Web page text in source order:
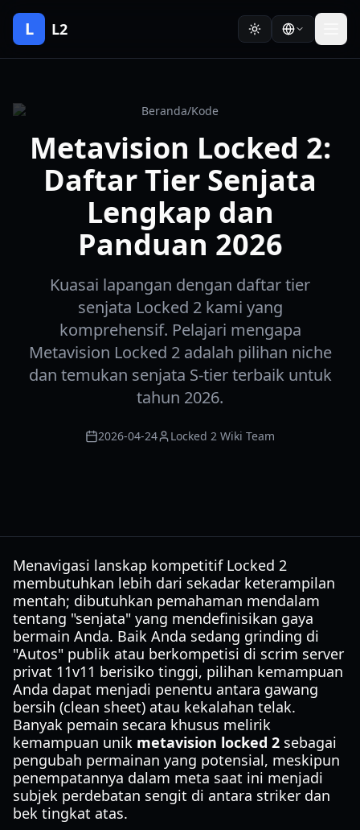
L L2
Beranda/Kode
Metavision Locked 2:
Daftar Tier Senjata
Lengkap dan
Panduan 2026
Kuasai lapangan dengan daftar tier
senjata Locked 2 kami yang
komprehensif. Pelajari mengapa
Metavision Locked 2 adalah pilihan niche
dan temukan senjata S-tier terbaik untuk
tahun 2026.
2026-04-24 Locked 2 Wiki Team
Menavigasi lanskap kompetitif Locked 2
membutuhkan lebih dari sekadar keterampilan
mentah; dibutuhkan pemahaman mendalam
tentang "senjata" yang mendefinisikan gaya
bermain Anda. Baik Anda sedang grinding di
"Autos" publik atau berkompetisi di scrim server
privat 11v11 berisiko tinggi, pilihan kemampuan
Anda dapat menjadi penentu antara gawang
bersih (clean sheet) atau kekalahan telak.
Banyak pemain secara khusus melirik
kemampuan unik metavision locked 2 sebagai
pengubah permainan yang potensial, meskipun
penempatannya dalam meta saat ini menjadi
subjek perdebatan sengit di antara striker dan
bek tingkat atas.